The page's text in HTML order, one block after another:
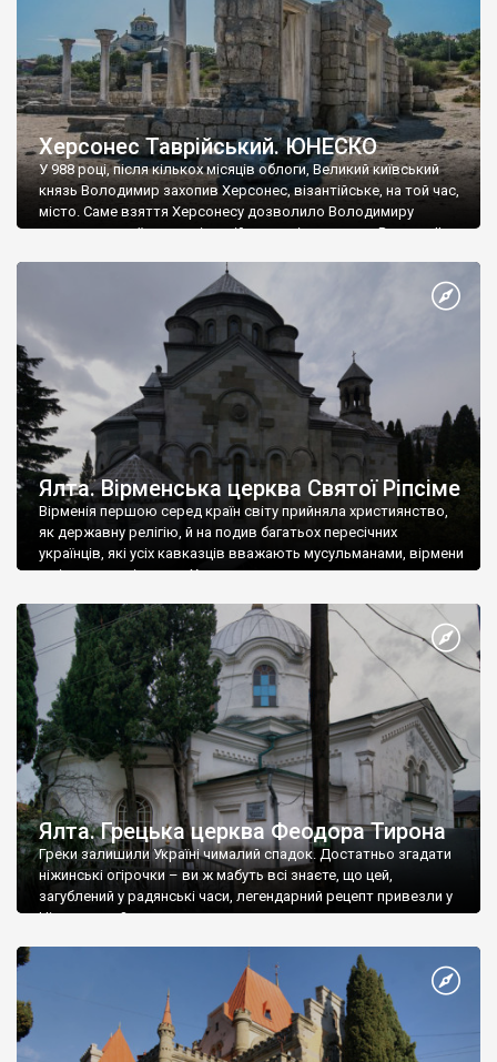
Херсонес Таврійський. ЮНЕСКО
У 988 році, після кількох місяців облоги, Великий київський
князь Володимир захопив Херсонес, візантійське, на той час,
місто. Саме взяття Херсонесу дозволило Володимиру
диктувати свої умови візантійському імператору Василю ІІ, та
Херсонесі Володимир-язичник, став Василем-християнином.
А потім було Хрещення Русі. На честь Херсонесу Таврійського
Ялта. Вірменська церква Святої Ріпсіме
Вірменія першою серед країн світу прийняла християнство,
як державну релігію, й на подив багатьох пересічних
українців, які усіх кавказців вважають мусульманами, вірмени
є відданими вірянами Христа
Ялта. Грецька церква Феодора Тирона
Греки залишили Україні чималий спадок. Достатньо згадати
ніжинські огірочки – ви ж мабуть всі знаєте, що цей,
загублений у радянські часи, легендарний рецепт привезли у
Ніжин греки?